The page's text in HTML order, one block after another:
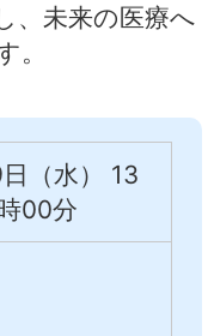
、未来の医療へ
。
（水） 13
00分